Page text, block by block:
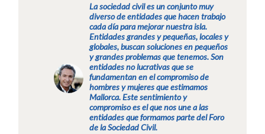
La sociedad civil es un conjunto muy
diverso de entidades que hacen trabajo
cada día para mejorar nuestra isla.
Entidades grandes y pequeñas, locales y
globales, buscan soluciones en pequeños
y grandes problemas que tenemos. Son
entidades no lucrativas que se
fundamentan en el compromiso de
hombres y mujeres que estimamos
Mallorca. Este sentimiento y
compromiso es el que nos une a las
entidades que formamos parte del Foro
de la Sociedad Civil.